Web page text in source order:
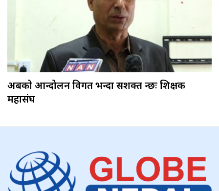
अबको आन्दोलन विगत भन्दा सशक्त हुन्छः शिक्षक
महासंघ